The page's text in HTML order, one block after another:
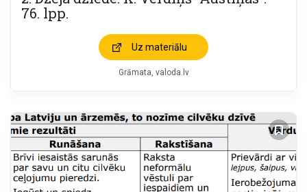
76. lpp.
Uz materiālu
Grāmata valoda.lv